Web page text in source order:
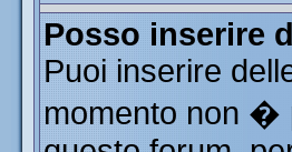
Posso inserire
Puoi inserire
momento non �